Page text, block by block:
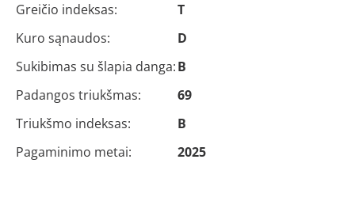
Greičio indeksas:
T
Kuro sąnaudos:
D
Sukibimas su šlapia danga:B
Padangos triukšmas:
69
Triukšmo indeksas:
B
Pagaminimo metai:
2025